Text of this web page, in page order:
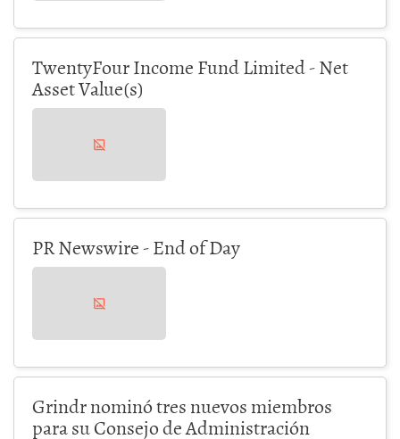
TwentyFour Income Fund Limited - Net
Asset Value(s)
PR Newswire - End of Day
Grindr nominó tres nuevos miembros
para su Consejo de Administración